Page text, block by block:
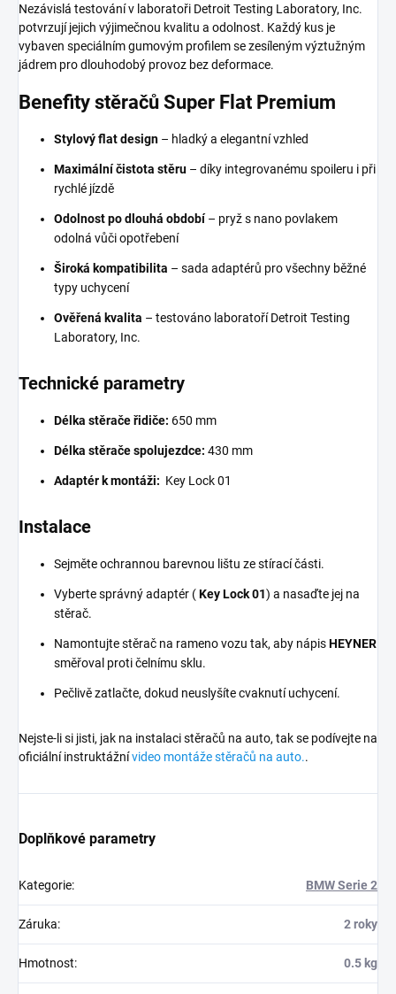
Nezávislá testování v laboratoři Detroit Testing Laboratory, Inc.
potvrzují jejich výjimečnou kvalitu a odolnost. Každý kus je
vybaven speciálním gumovým profilem se zesíleným výztužným
jádrem pro dlouhodobý provoz bez deformace.
Benefity stěračů Super Flat Premium
Stylový flat design – hladký a elegantní vzhled
Maximální čistota stěru – díky integrovanému spoileru i při
rychlé jízdě
Odolnost po dlouhá období– pryž s nano povlakem
odolná vůči opotřebení
Široká kompatibilita – sada adaptérů pro všechny běžné
typy uchycení
Ověřená kvalita – testováno laboratoří Detroit Testing
Laboratory, Inc.
Technické parametry
Délka stěrače řidiče: 650 mm
Délka stěrače spolujezdce: 430 mm
Adaptér k montáži: Key Lock 01
Instalace
Sejměte ochrannou barevnou lištu ze stírací části.
Vyberte správný adaptér (Key Lock 01) a nasaďte jej na
stěrač.
Namontujte stěrač na rameno vozu tak, aby nápisHEYNER
směřoval proti čelnímu sklu.
Pečlivě zatlačte, dokud neuslyšíte cvaknutí uchycení.
Nejste-li si jisti, jak na instalaci stěračů na auto, tak se podívejte na
oficiální instruktážnívideo montáže stěračů na auto..
Doplňkové parametry
Kategorie: BMW Serie 2
Záruka: 2 roky
Hmotnost: 0.5 kg